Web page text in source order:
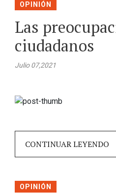
OPINIÓN
Las
ciudadanos
Julio 07,2021
CONTINUAR LEYENDO
OPINIÓN